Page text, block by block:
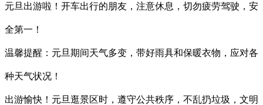
元旦出游啦！开车出行的朋友，注意休息，切勿疲劳驾驶，安
全第一！
温馨提醒：元旦期间天气多变，带好雨具和保暖衣物，应对各
种天气状况！
出游愉快！元旦逛景区时，遵守公共秩序，不乱扔垃圾，文明